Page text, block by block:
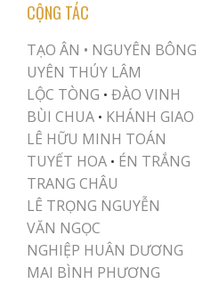
CỘNG TÁC
TẠO ÂN • NGUYÊN BÔNG
UYÊN THÚY LÂM
LỘC TÒNG • ĐÀO VINH
BÙI CHUA • KHÁNH GIAO
LÊ HỮU MINH TOÁN
TUYẾT HOA • ÉN TRẮNG
TRANG CHÂU
LÊ TRỌNG NGUYỄN
VĂN NGỌC
NGHIỆP HUÂN DƯƠNG
MAI BÌNH PHƯƠNG